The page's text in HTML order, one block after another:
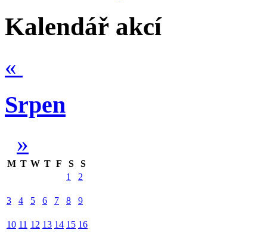
Kalendář akcí
«
Srpen
»
M T W T F S
S
1
2
3 4 5 6 7 8 9
10 11 12 13 14 15 16